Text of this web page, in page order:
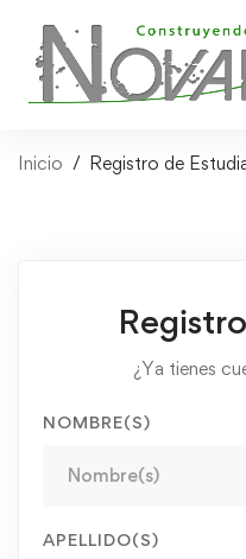
Inicio Registro de
¿Ya tienes
NOMBRE(S)
APELLIDO(S)